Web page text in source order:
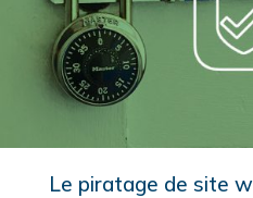
Le piratage de site